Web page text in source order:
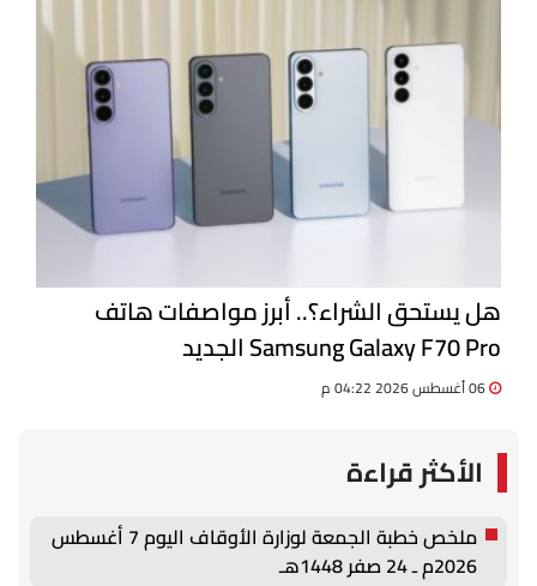
هل يستحق الشراء؟.. أبرز مواصفات هاتف
Samsung Galaxy F70 Pro الجديد
الأكثر قراءة
ملخص خطبة الجمعة لوزارة الأوقاف اليوم 7 أغسطس
2026م ـ 24 صفر 1448هـ